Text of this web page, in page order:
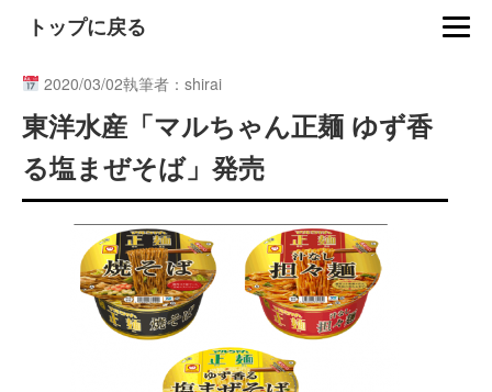
トップに戻る
2020/03/02執筆者：shirai
東洋水産「マルちゃん正麺 ゆず香
る塩まぜそば」発売